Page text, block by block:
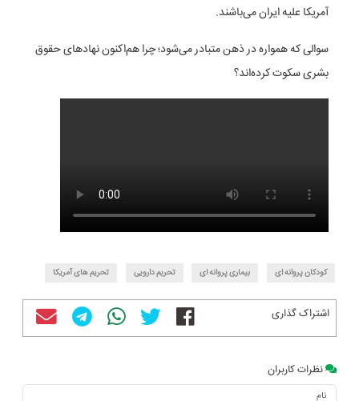
آمریکا علیه ایران می‌باشند.
سوالی که همواره در ذهن متبادر می‌شود؛ چرا هم‌اکنون نهادهای حقوق
بشری سکوت کرده‌اند؟
کودکان پروانه ای بیماری پروانه ای تحریم دارویی تحریم های آمریکا
اشتراک گذاری
نظرات کاربران